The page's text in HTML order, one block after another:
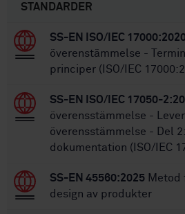
STANDARDER
SS-EN ISO/IEC
överenstämmelse -
principer (ISO/IEC
SS-EN ISO/IEC 17050-
överensstämmelse -
överensstämmelse - Del
dokumentation (ISO/IEC
SS-EN 45560:2025 Metod
design av produkter